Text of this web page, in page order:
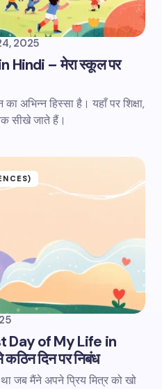
2025
Hindi – मेरा स्कूल पर
अभिन्न हिस्सा है। यहाँ पर शिक्षा,
सीखे जाते हैं।
Day of My Life in
दिन पर निबंध
जब मैंने अपने प्रिय मित्र को खो